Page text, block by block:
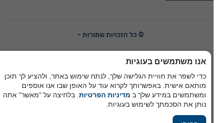
מבית
אלמיר מערכות תוכנה
© כל הזכויות שמורות -
אנו משתמשים בעוגיות
כדי לשפר את חוויית הגלישה שלך, לנתח שימוש באתר, ולהציע לך תוכן
מותאם אישית. באפשרותך לקרוא עוד על האופן שבו אנו אוספים
ומשתמשים במידע שלך ב מדיניות הפרטיות. בלחיצה על "מאשר" אתה
נותן את הסכמתך לשימוש בעוגיות.